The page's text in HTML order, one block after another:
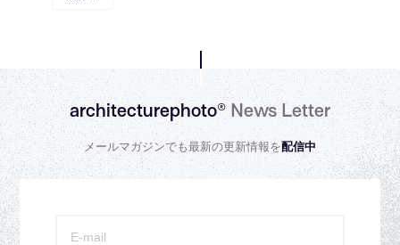
architecturephoto®News Letter
メールマガジンでも最新の更新情報を配信中